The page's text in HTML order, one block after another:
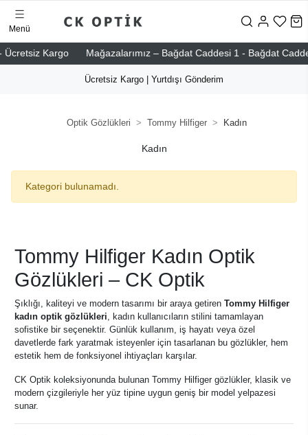
Kargo Mağazalarımız – Bağdat Caddesi 1 - Bağdat
Menü
Ücretsiz Kargo | Yurtdışı Gönderim
Optik Gözlükleri Tommy Hilfiger Kadın
Kadın
Kategori bulunamadı.
Tommy Hilfiger Kadın Optik
Gözlükleri – CK Optik
Şıklığı, kaliteyi ve modern tasarımı bir araya getiren Tommy Hilfiger
kadın optik gözlükleri, kadın kullanıcıların stilini tamamlayan
sofistike bir seçenektir. Günlük kullanım, iş hayatı veya özel
davetlerde fark yaratmak isteyenler için tasarlanan bu gözlükler, hem
estetik hem de fonksiyonel ihtiyaçları karşılar.
CK Optik koleksiyonunda bulunan Tommy Hilfiger gözlükler, klasik ve
modern çizgileriyle her yüz tipine uygun geniş bir model yelpazesi
sunar.